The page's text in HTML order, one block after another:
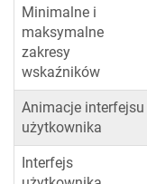
Minimalne i
maksymalne
zakresy
wskaźników
Animacje interfejsu
użytkownika
Interfejs